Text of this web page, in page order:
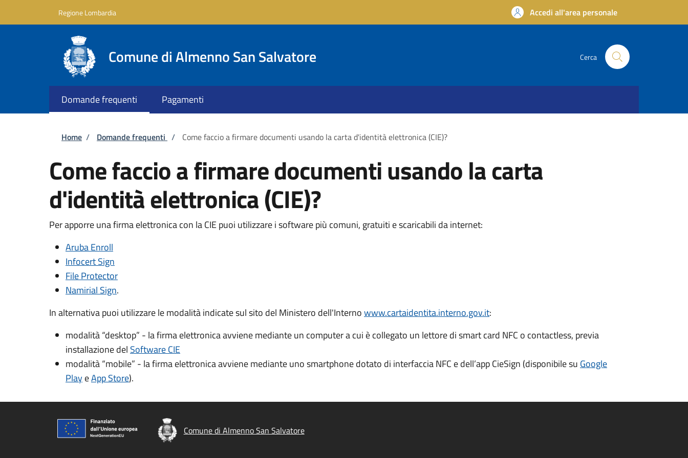
Regione Lombardia Accedi all'area personale
Comune di Almenno San Salvatore Cerca
Domande frequenti Pagamenti
Briciole di pane
Home / Domande frequenti / Come faccio a firmare documenti usando la carta d'identità elettronica (CIE)?
Come faccio a firmare documenti usando la carta
d'identità elettronica (CIE)?
Per apporre una firma elettronica con la CIE puoi utilizzare i software più comuni, gratuiti e scaricabili da internet:
Aruba Enroll
Infocert Sign
File Protector
Namirial Sign.
In alternativa puoi utilizzare le modalità indicate sul sito del Ministero dell'Internowww.cartaidentita.interno.gov.it:
modalità “desktop” - la firma elettronica avviene mediante un computer a cui è collegato un lettore di smart card NFC o contactless, previa
installazione del Software CIE
modalità “mobile” - la firma elettronica avviene mediante uno smartphone dotato di interfaccia NFC e dell’app CieSign (disponibile su Google
PlayeApp Store).
Comune di Almenno San Salvatore